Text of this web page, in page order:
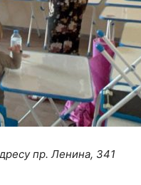
пр. Ленина, 341